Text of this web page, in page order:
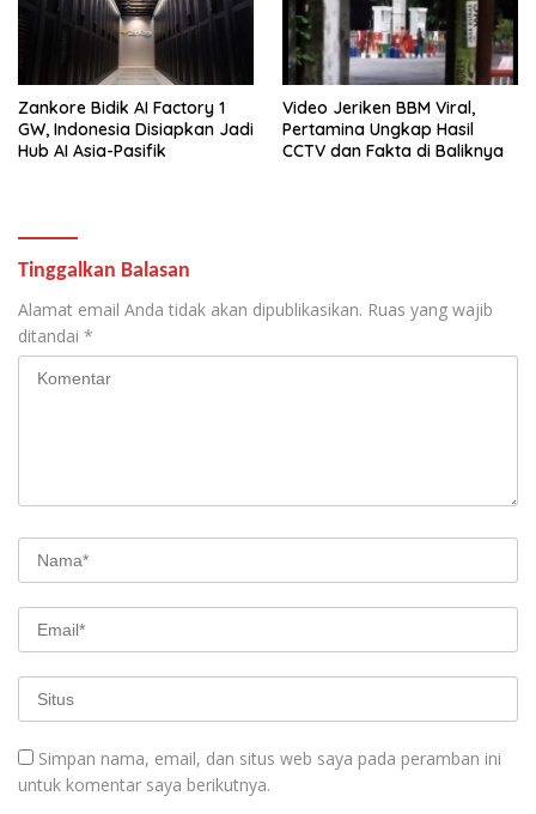
Zankore Bidik AI Factory 1
GW, Indonesia Disiapkan Jadi
Hub AI Asia-Pasifik
Video Jeriken BBM Viral,
Pertamina Ungkap Hasil
CCTV dan Fakta di Baliknya
Tinggalkan Balasan
Alamat email Anda tidak akan dipublikasikan. Ruas yang wajib
ditandai *
Simpan nama, email, dan situs web saya pada peramban ini
untuk komentar saya berikutnya.